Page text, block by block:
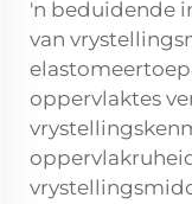
'n beduidende
van
oppervlaktes